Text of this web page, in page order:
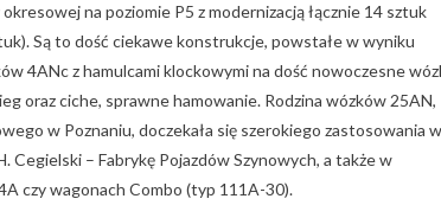
na poziomie P5 z modernizacją łącznie 14 sztuk
Są to dość ciekawe konstrukcje, powstałe w wyniku
4ANc z hamulcami klockowymi na dość nowoczesne
oraz ciche, sprawne hamowanie. Rodzina wózków 25AN,
w Poznaniu, doczekała się szerokiego zastosowania w
– Fabrykę Pojazdów Szynowych, a także w
czy wagonach Combo (typ 111A-30).